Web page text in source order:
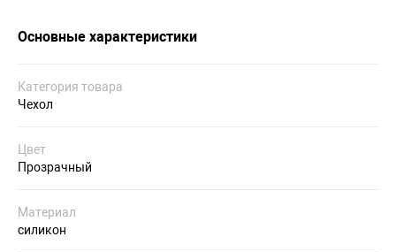
Основные характеристики
Категория товара
Чехол
Цвет
Прозрачный
Материал
силикон